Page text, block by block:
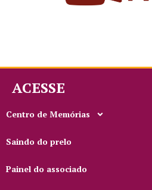
ACESSE
Centro de Memórias
Saindo do prelo
Painel do associado